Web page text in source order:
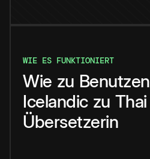
WIE ES FUNKTIONIERT
Wie zu Benutzen
Icelandic zu Thai
Übersetzerin